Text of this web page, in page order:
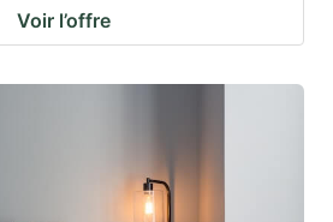
Voir l’offre